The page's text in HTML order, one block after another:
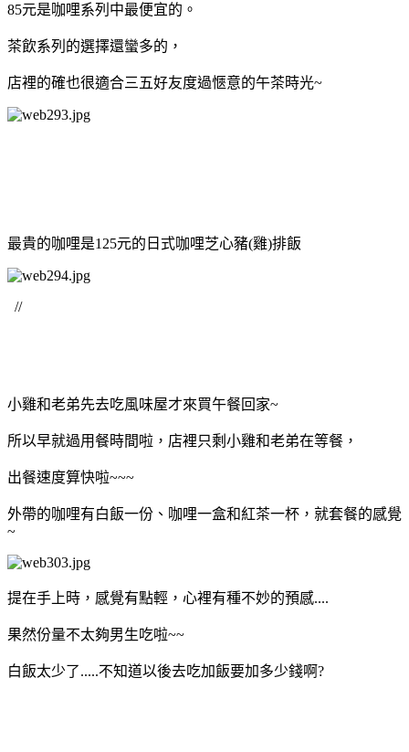
85元是咖哩系列中最便宜的。
茶飲系列的選擇還蠻多的，
店裡的確也很適合三五好友度過愜意的午茶時光~
最貴的咖哩是125元的日式咖哩芝心豬(雞)排飯
//
小雞和老弟先去吃風味屋才來買午餐回家~
所以早就過用餐時間啦，店裡只剩小雞和老弟在等餐，
出餐速度算快啦~~~
外帶的咖哩有白飯一份、咖哩一盒和紅茶一杯，就套餐的感覺
~
提在手上時，感覺有點輕，心裡有種不妙的預感....
果然份量不太夠男生吃啦~~
白飯太少了.....不知道以後去吃加飯要加多少錢啊?